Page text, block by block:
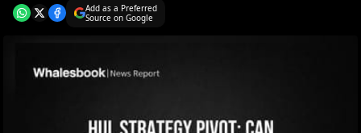
Add as a Preferred
Source on Google